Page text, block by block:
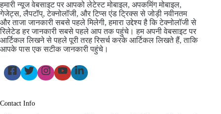
हमारी न्यूज वेबसाइट पर आपको लेटेस्ट मोबाइल, अपकमिंग मोबाइल,
गेजेट्स, लैपटॉप्, टेक्नोलॉजी, और टिप्स एंड ट्रिक्स से जोड़ी नवीनतम
और ताजा जानकारी सबसे पहले मिलेगी, हमारा उद्देश्य है कि टेक्नोलॉजी से
रिलेटेड हर जानकारी सबसे पहले आप तक पहुंचे। हम अपनी वेबसाइट पर
आर्टिकल लिखने से पहले पूरी तरह रिसर्च करके आर्टिकल लिखते हैं, ताकि
आपके पास एक सटीक जानकारी पहुंचे।
Contact Info